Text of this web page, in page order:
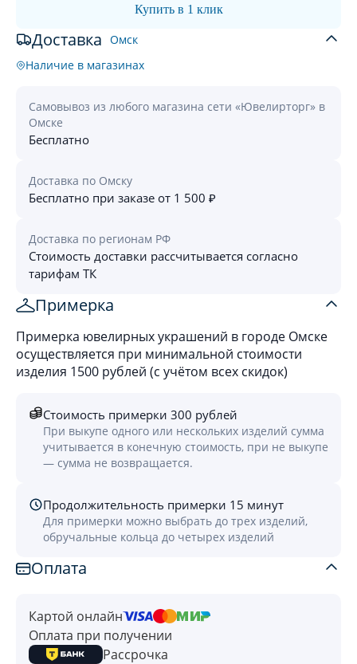
Купить в 1 клик
Доставка Омск
Наличие в магазинах
Самовывоз из любого магазина сети «Ювелирторг» в
Омске
Бесплатно
Доставка по Омску
Бесплатно при заказе от 1 500 ₽
Доставка по регионам РФ
Стоимость доставки рассчитывается согласно
тарифам ТК
Примерка
Примерка ювелирных украшений в городе Омске
осуществляется при минимальной стоимости
изделия 1500 рублей (с учётом всех скидок)
Стоимость примерки 300 рублей
При выкупе одного или нескольких изделий сумма
учитывается в конечную стоимость, при не выкупе
— сумма не возвращается.
Продолжительность примерки 15 минут
Для примерки можно выбрать до трех изделий,
обручальные кольца до четырех изделий
Оплата
Картой онлайн
Оплата при получении
Рассрочка